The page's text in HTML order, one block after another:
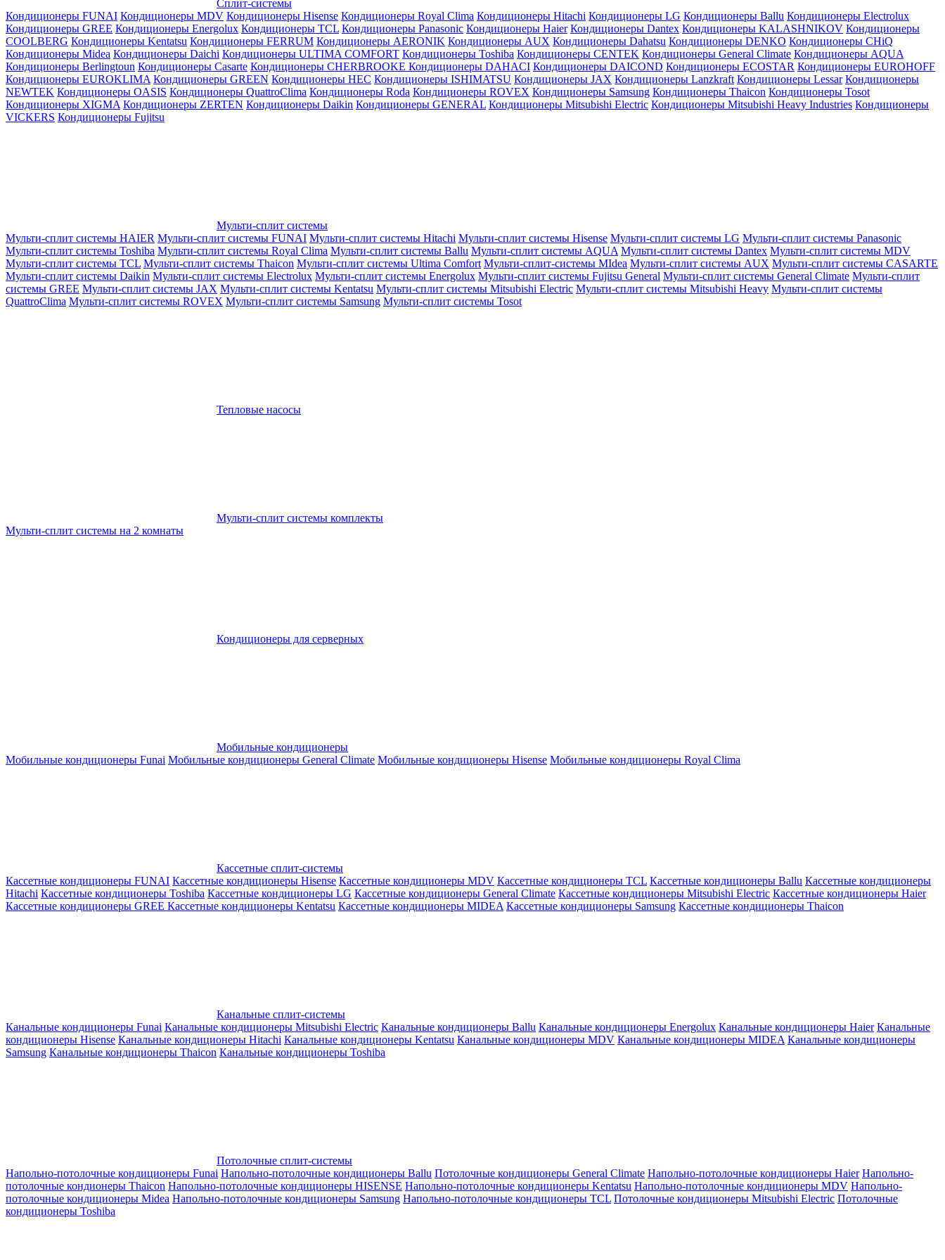
Сплит-системы
Кондиционеры FUNAI Кондиционеры MDV Кондиционеры Hisense Кондиционеры Royal Clima Кондиционеры Hitachi Кондиционеры LG Кондиционеры Ballu Кондиционеры Electrolux
Кондиционеры GREE Кондиционеры Energolux Кондиционеры TCL Кондиционеры Panasonic Кондиционеры Haier Кондиционеры Dantex Кондиционеры KALASHNIKOV Кондиционеры
СOOLBERG Кондиционеры Kentatsu Кондиционеры FERRUM Кондиционеры AERONIK Кондиционеры AUX Кондиционеры Dahatsu Кондиционеры DENKO Кондиционеры CHiQ
Кондиционеры Midea Кондиционеры Daichi Кондиционеры ULTIMA COMFORT Кондиционеры Toshiba Кондиционеры CENTEK Кондиционеры General Climate Кондиционеры AQUA
Кондиционеры Berlingtoun Кондиционеры Casarte Кондиционеры CHERBROOKE Кондиционеры DAHACI Кондиционеры DAICOND Кондиционеры ECOSTAR Кондиционеры EUROHOFF
Кондиционеры EUROKLIMA Кондиционеры GREEN Кондиционеры HEC Кондиционеры ISHIMATSU Кондиционеры JAX Кондиционеры Lanzkraft Кондиционеры Lessar Кондиционеры
NEWTEK Кондиционеры OASIS Кондиционеры QuattroClima Кондиционеры Roda Кондиционеры ROVEX Кондиционеры Samsung Кондиционеры Thaicon Кондиционеры Tosot
Кондиционеры XIGMA Кондиционеры ZERTEN Кондиционеры Daikin Кондиционеры GENERAL Кондиционеры Mitsubishi Electric Кондиционеры Mitsubishi Heavy Industries Кондиционеры
VICKERS Кондиционеры Fujitsu
Мульти-сплит системы
Мульти-сплит системы HAIER Мульти-сплит системы FUNAI Мульти-сплит системы Hitachi Мульти-сплит системы Hisense Мульти-сплит системы LG Мульти-сплит системы Panasonic
Мульти-сплит системы Toshiba Мульти-сплит системы Royal Clima Мульти-сплит системы Ballu Мульти-сплит системы AQUA Мульти-сплит системы Dantex Мульти-сплит системы MDV
Мульти-сплит системы TCL Мульти-сплит системы Thaicon Мульти-сплит системы Ultima Comfort Мульти-сплит-системы MIdea Мульти-сплит системы AUX Мульти-сплит системы CASARTE
Мульти-сплит системы Daikin Мульти-сплит системы Electrolux Мульти-сплит системы Energolux Мульти-сплит системы Fujitsu General Мульти-сплит системы General Climate Мульти-сплит
системы GREE Мульти-сплит системы JAX Мульти-сплит системы Kentatsu Мульти-сплит системы Mitsubishi Electric Мульти-сплит системы Mitsubishi Heavy Мульти-сплит системы
QuattroClima Мульти-сплит системы ROVEX Мульти-сплит системы Samsung Мульти-сплит системы Tosot
Тепловые насосы
Мульти-сплит системы комплекты
Мульти-сплит системы на 2 комнаты
Кондиционеры для серверных
Мобильные кондиционеры
Мобильные кондиционеры Funai Мобильные кондиционеры General Climate Мобильные кондиционеры Hisense Мобильные кондиционеры Royal Clima
Кассетные сплит-системы
Кассетные кондиционеры FUNAI Кассетные кондиционеры Hisense Кассетные кондиционеры MDV Кассетные кондиционеры TCL Кассетные кондиционеры Ballu Кассетные кондиционеры
Hitachi Кассетные кондиционеры Toshiba Кассетные кондиционеры LG Кассетные кондиционеры General Climate Кассетные кондиционеры Mitsubishi Electric Кассетные кондиционеры Haier
Кассетные кондиционеры GREE Кассетные кондиционеры Kentatsu Кассетные кондиционеры MIDEA Кассетные кондиционеры Samsung Кассетные кондиционеры Thaicon
Канальные сплит-системы
Канальные кондиционеры Funai Канальные кондиционеры Mitsubishi Electric Канальные кондиционеры Ballu Канальные кондиционеры Energolux Канальные кондиционеры Haier Канальные
кондиционеры Hisense Канальные кондиционеры Hitachi Канальные кондиционеры Kentatsu Канальные кондиционеры MDV Канальные кондиционеры MIDEA Канальные кондиционеры
Samsung Канальные кондиционеры Thaicon Канальные кондиционеры Toshiba
Потолочные сплит-системы
Напольно-потолочные кондиционеры Funai Напольно-потолочные кондиционеры Ballu Потолочные кондиционеры General Climate Напольно-потолочные кондиционеры Haier Напольно-
потолочные кондионеры Thaicon Напольно-потолочные кондиционеры HISENSE Напольно-потолочные кондиционеры Kentatsu Напольно-потолочные кондиционеры MDV Напольно-
потолочные кондиционеры Midea Напольно-потолочные кондиционеры Samsung Напольно-потолочные кондиционеры TCL Потолочные кондиционеры Mitsubishi Electric Потолочные
кондиционеры Toshiba